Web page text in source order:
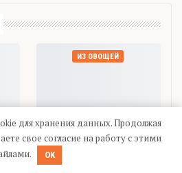
ИЗ ОВОЩЕЙ
Заготовки салата с гречкой
на зиму в банках: самые
для хранения данных. Продолжая
свое согласие на работу с этими
OK